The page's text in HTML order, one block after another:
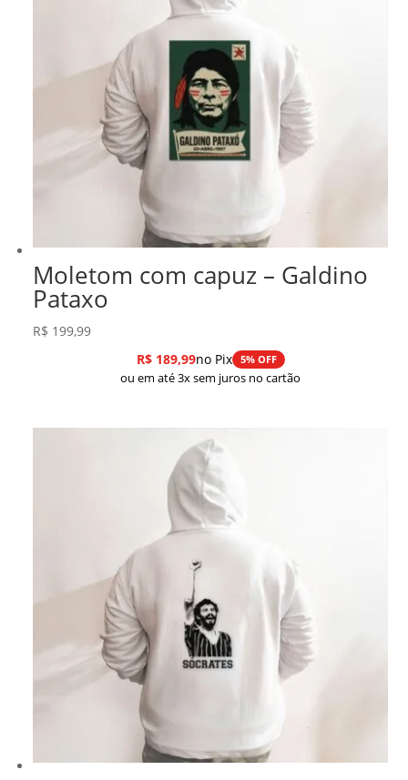
Moletom com capuz – Galdino
Pataxo
R$ 199,99
R$189,99no Pix 5% OFF
ou em até 3x sem juros no cartão